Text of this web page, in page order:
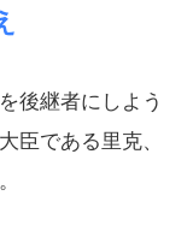
後継者にしよう
臣である里克、